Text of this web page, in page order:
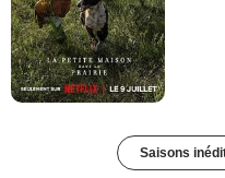
Saisons